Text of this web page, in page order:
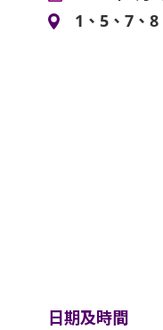
1、5、7、
日期及時間